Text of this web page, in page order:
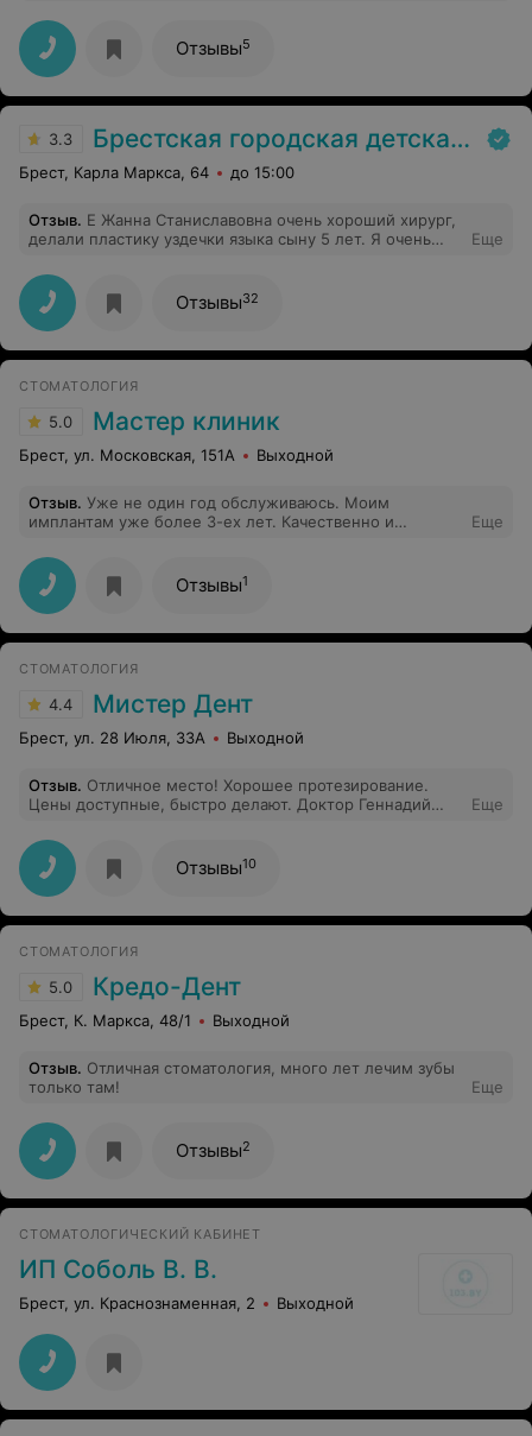
свински к своим пациентам!!!
удивили низкие цены!!!
Отзывы5
3.3 Брестская городская детская стоматологическая поликлиника
Брест, Карла Маркса, 64 до 15:00
Отзыв. Е Жанна Станиславовна очень хороший хирург,
делали пластику уздечки языка сыну 5 лет. Я очень
боятся потом врачей. Но Жанна Станиславовна очень
опытный врач умеет найти подход к ребёнку и
завоевать доверие. Не пожалела ни грамма что пошли
пошли именно к ней
Еще
Отзывы32
СТОМАТОЛОГИЯ
5.0 Мастер клиник
Брест, ул. Московская, 151А Выходной
Отзыв. Уже не один год обслуживаюсь. Моим
имплантам уже более 3-ех лет. Качественно и
Еще
Отзывы1
СТОМАТОЛОГИЯ
4.4 Мистер Дент
Брест, ул. 28 Июля, 33А Выходной
Отзыв. Отличное место! Хорошее протезирование.
Цены доступные, быстро делают. Доктор Геннадий
Еще
Отзывы10
СТОМАТОЛОГИЯ
5.0 Кредо-Дент
Брест, К. Маркса, 48/1 Выходной
Отзыв. Отличная стоматология, много лет лечим зубы
только там!
Еще
Отзывы2
СТОМАТОЛОГИЧЕСКИЙ КАБИНЕТ
ИП Соболь В. В.
Брест, ул. Краснознаменная, 2 Выходной